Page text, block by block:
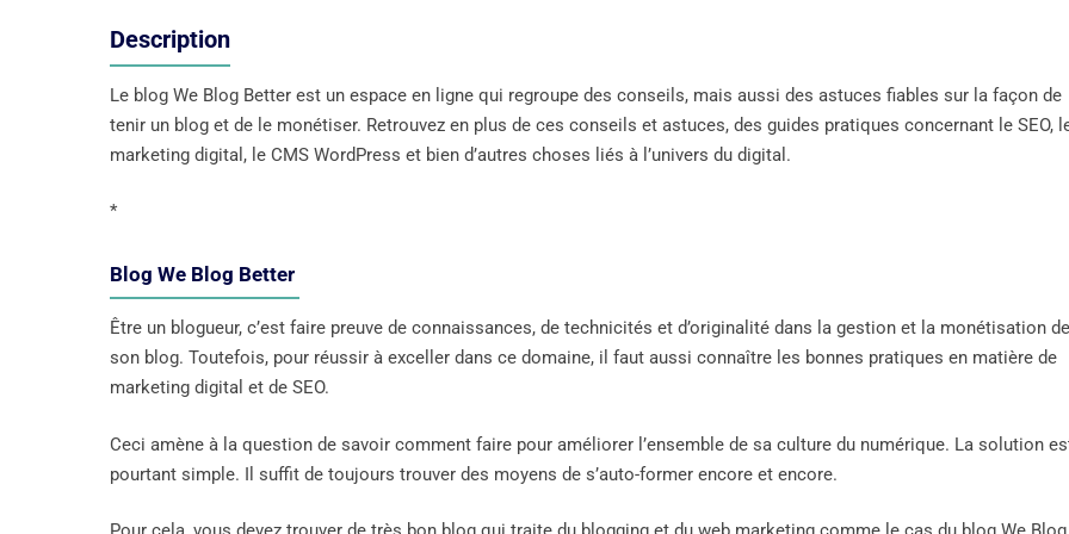
Description
Le blog We Blog Better est un espace en ligne qui regroupe des conseils, mais aussi des astuces fiables sur la façon de
tenir un blog et de le monétiser. Retrouvez en plus de ces conseils et astuces, des guides pratiques concernant le SEO,
marketing digital, le CMS WordPress et bien d’autres choses liés à l’univers du digital.
*
Blog We Blog Better
Être un blogueur, c’est faire preuve de connaissances, de technicités et d’originalité dans la gestion et la monétisation de
son blog. Toutefois, pour réussir à exceller dans ce domaine, il faut aussi connaître les bonnes pratiques en matière de
marketing digital et de SEO.
Ceci amène à la question de savoir comment faire pour améliorer l’ensemble de sa culture du numérique. La solution
pourtant simple. Il suffit de toujours trouver des moyens de s’auto-former encore et encore.